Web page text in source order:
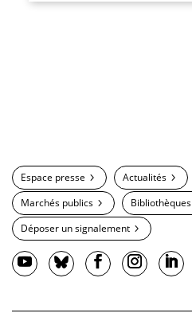
Espace presse Actualités
Marchés publics
Bibliothèques
Déposer un signalement